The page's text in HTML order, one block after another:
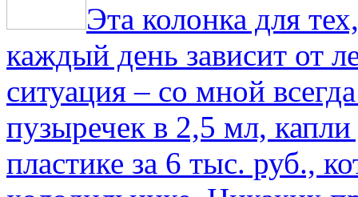
Эта колонка для
каждый день зависит от
ситуация – со мной
пузыречек в 2,5 мл,
пластике за 6 тыс. руб.,